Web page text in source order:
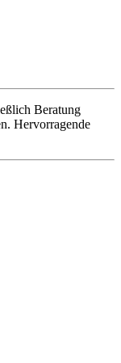
Beratung
Hervorragende